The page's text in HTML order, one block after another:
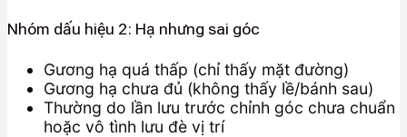
Nhóm dấu hiệu 2: Hạ nhưng sai góc
Gương hạ quá thấp (chỉ thấy mặt đường)
Gương hạ chưa đủ (không thấy lề/bánh sau)
Thường do lần lưu trước chỉnh góc chưa chuẩn
hoặc vô tình lưu đè vị trí